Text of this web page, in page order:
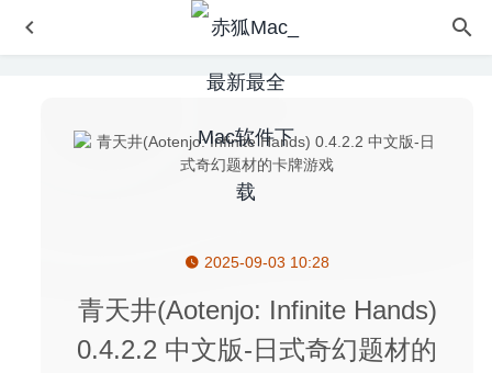
2025-09-03 10:28
青天井(Aotenjo: Infinite Hands)
0.4.2.2 中文版-日式奇幻题材的
Wirecast Pro 16.5.3 中文版 – 专业摄像直播视频工具
GrandTotal 6.1.8 – 发票模板设计及管理工具 2020-08-07
Permute 3.5.3 中文版-音视频格式转换工具 2020-08-25